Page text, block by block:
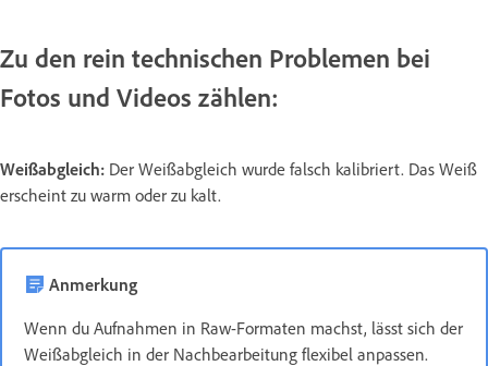
Zu den rein technischen Problemen bei
Fotos und Videos zählen:
Weißabgleich: Der Weißabgleich wurde falsch kalibriert. Das Weiß
erscheint zu warm oder zu kalt.
Anmerkung
Wenn du Aufnahmen in Raw-Formaten machst, lässt sich der
Weißabgleich in der Nachbearbeitung flexibel anpassen.